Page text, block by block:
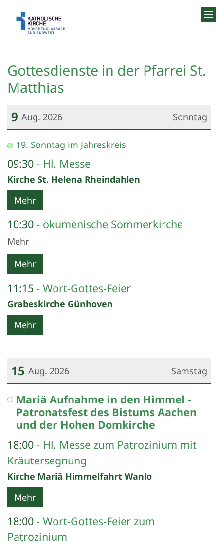
Gottesdienste in der Pfarrei St.
Matthias
Sonntag
9 Aug. 2026
Datum: 9. August 2026
19. Sonntag im Jahreskreis
09:30 Hl. Messe
Kirche St. Helena Rheindahlen
Mehr
10:30 ökumenische Sommerkirche
Mehr
Mehr
11:15 Wort-Gottes-Feier
Grabeskirche Günhoven
Mehr
Samstag
15 Aug. 2026
Datum: 15. August 2026
Mariä Aufnahme in den Himmel -
Patronatsfest des Bistums Aachen
und der Hohen Domkirche
18:00
Hl. Messe zum Patrozinium mit
Kräutersegnung
Kirche Mariä Himmelfahrt Wanlo
Mehr
18:00
Wort-Gottes-Feier zum
Patrozinium